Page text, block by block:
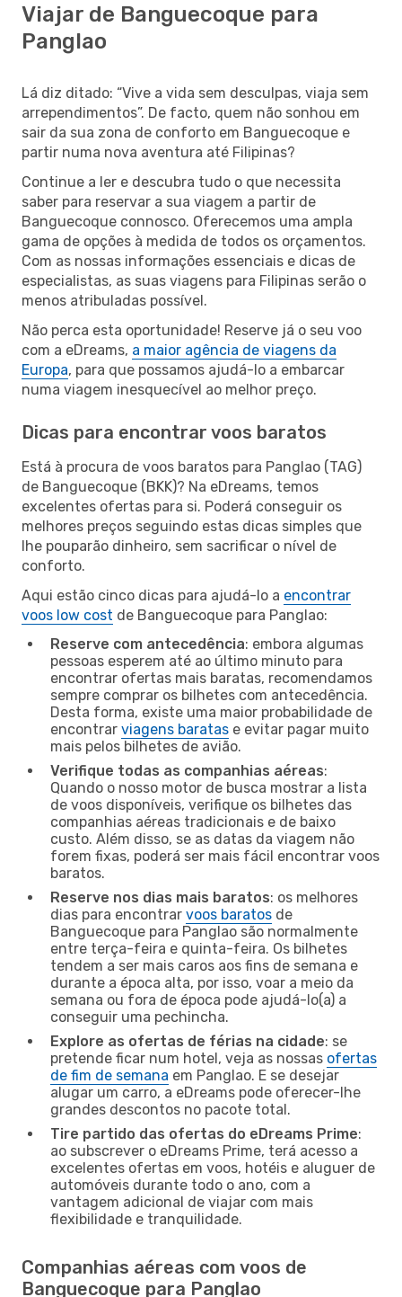
Viajar de Banguecoque para
Panglao
Lá diz ditado: “Vive a vida sem desculpas, viaja sem
arrependimentos”. De facto, quem não sonhou em
sair da sua zona de conforto em Banguecoque e
partir numa nova aventura até Filipinas?
Continue a ler e descubra tudo o que necessita
saber para reservar a sua viagem a partir de
Banguecoque connosco. Oferecemos uma ampla
gama de opções à medida de todos os orçamentos.
Com as nossas informações essenciais e dicas de
especialistas, as suas viagens para Filipinas serão o
menos atribuladas possível.
Não perca esta oportunidade! Reserve já o seu voo
com a eDreams, a maior agência de viagens da
Europa, para que possamos ajudá-lo a embarcar
numa viagem inesquecível ao melhor preço.
Dicas para encontrar voos baratos
Está à procura de voos baratos para Panglao (TAG)
de Banguecoque (BKK)? Na eDreams, temos
excelentes ofertas para si. Poderá conseguir os
melhores preços seguindo estas dicas simples que
lhe pouparão dinheiro, sem sacrificar o nível de
conforto.
Aqui estão cinco dicas para ajudá-lo a encontrar
voos low cost de Banguecoque para Panglao:
Reserve com antecedência: embora algumas
pessoas esperem até ao último minuto para
encontrar ofertas mais baratas, recomendamos
sempre comprar os bilhetes com antecedência.
Desta forma, existe uma maior probabilidade de
encontrar viagens baratas e evitar pagar muito
mais pelos bilhetes de avião.
Verifique todas as companhias aéreas:
Quando o nosso motor de busca mostrar a lista
de voos disponíveis, verifique os bilhetes das
companhias aéreas tradicionais e de baixo
custo. Além disso, se as datas da viagem não
forem fixas, poderá ser mais fácil encontrar voos
baratos.
Reserve nos dias mais baratos: os melhores
dias para encontrar voos baratos de
Banguecoque para Panglao são normalmente
entre terça-feira e quinta-feira. Os bilhetes
tendem a ser mais caros aos fins de semana e
durante a época alta, por isso, voar a meio da
semana ou fora de época pode ajudá-lo(a) a
conseguir uma pechincha.
Explore as ofertas de férias na cidade: se
pretende ficar num hotel, veja as nossas ofertas
de fim de semana em Panglao. E se desejar
alugar um carro, a eDreams pode oferecer-lhe
grandes descontos no pacote total.
Tire partido das ofertas do eDreams Prime:
ao subscrever o eDreams Prime, terá acesso a
excelentes ofertas em voos, hotéis e aluguer de
automóveis durante todo o ano, com a
vantagem adicional de viajar com mais
flexibilidade e tranquilidade.
Companhias aéreas com voos de
Banguecoque para Panglao